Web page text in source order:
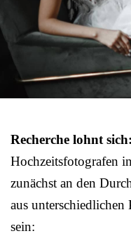
Recherche lohnt sich:
Hochzeitsfotografen
zunächst an den
aus unterschiedlichen
sein: